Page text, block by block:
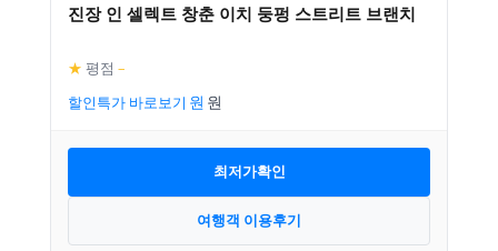
진장 인 셀렉트 창춘 이치 둥펑 스트리트 브랜치
★ 평점 –
할인특가 바로보기
최저가확인
여행객 이용후기